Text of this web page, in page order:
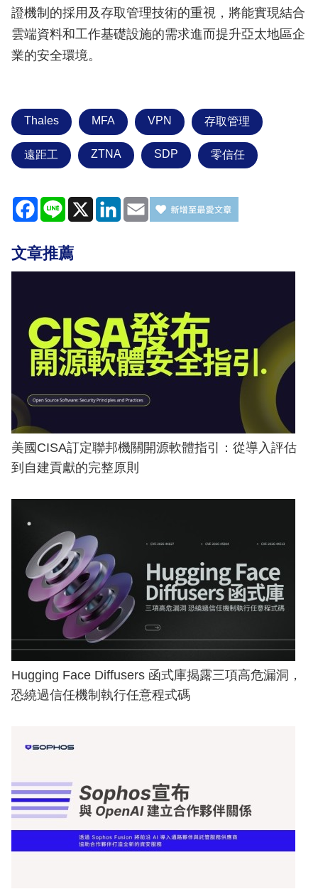
證機制的採用及存取管理技術的重視，將能實現結合
雲端資料和工作基礎設施的需求進而提升亞太地區企
業的安全環境。
Thales MFA VPN 存取管理
遠距工 ZTNA SDP 零信任
Facebook
Line X LinkedIn
Email
文章推薦
美國CISA訂定聯邦機關開源軟體指引：從導入評估
到自建貢獻的完整原則
Hugging Face Diffusers 函式庫揭露三項高危漏洞，
恐繞過信任機制執行任意程式碼